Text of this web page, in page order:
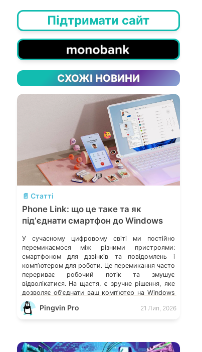
Підтримати сайт
СХОЖІ НОВИНИ
💬
📄 Статті
Phone Link: що це таке та як
підʼєднати смартфон до Windows
У сучасному цифровому світі ми постійно
перемикаємося між різними пристроями:
смартфоном для дзвінків та повідомлень і
компʼютером для роботи. Це перемикання часто
перериває робочий потік та змушує
відволікатися. На щастя, є зручне рішення, яке
дозволяє обʼєднати ваш компʼютер на Windows
із мобільним пристроєм, чи то Android, чи iOS.
Йдеться про застосунок Звʼязок зі смартфоном
Pingvin Pro 21 Лип, 2026